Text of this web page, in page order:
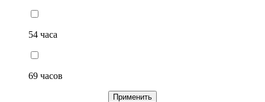
54 часа
69 часов
Применить